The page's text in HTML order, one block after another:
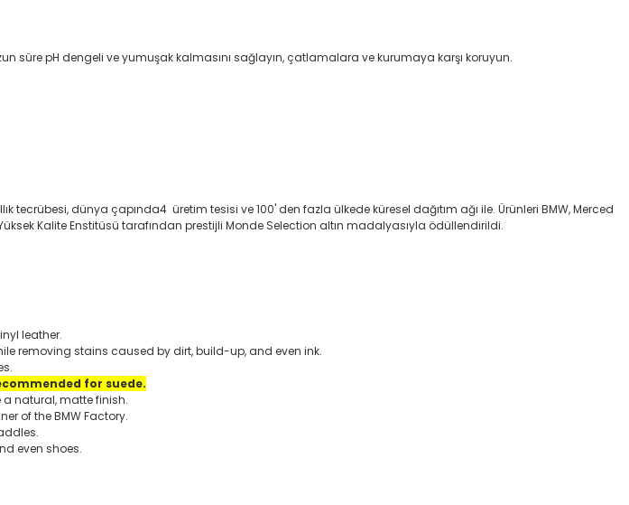
süre pH dengeli ve yumuşak kalmasını sağlayın, çatlamalara ve kurumaya karşı koruyun.
tecrübesi, dünya çapında4 üretim tesisi ve 100' den fazla ülkede küresel dağıtım ağı ile. Ürünleri BMW, Merced
Kalite Enstitüsü tarafından prestijli Monde Selection altın madalyasıyla ödüllendirildi.
leather.
removing stains caused by dirt, build-up, and even ink.
for suede.
natural, matte finish.
of the BMW Factory.
even shoes.